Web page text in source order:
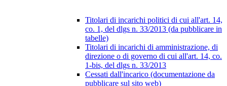
Titolari di incarichi politici di cui all'art. 14,
co. 1, del dlgs n. 33/2013 (da pubblicare in
tabelle)
Titolari di incarichi di amministrazione, di
direzione o di governo di cui all'art. 14, co.
1-bis, del dlgs n. 33/2013
Cessati dall'incarico (documentazione da
pubblicare sul sito web)